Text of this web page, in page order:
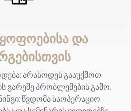
და
არასოდეს გააუქმოთ
გარეშე პრობლემების გამო.
წვდომა საოპერაციო